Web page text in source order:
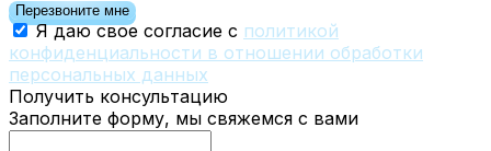
Перезвоните мне
Я даю свое согласие с политикой
конфиденциальности в отношении обработки
персональных данных
Получить консультацию
Заполните форму, мы свяжемся с вами